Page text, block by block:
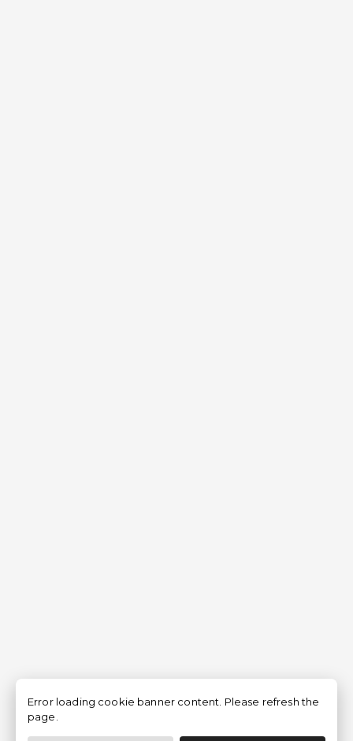
Filtro
Error loading cookie banner content. Please refresh the
page.